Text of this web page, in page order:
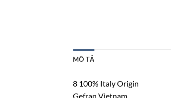
MÔ TẢ
8 100% Italy Origin
Gefran Vietnam